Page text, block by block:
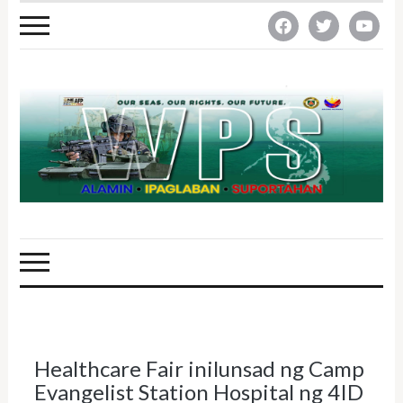
facebooktwitter youtube
Healthcare Fair inilunsad ng Camp
Evangelist Station Hospital ng 4ID